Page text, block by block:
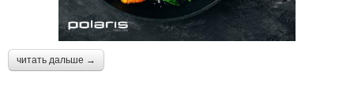
читать дальше →